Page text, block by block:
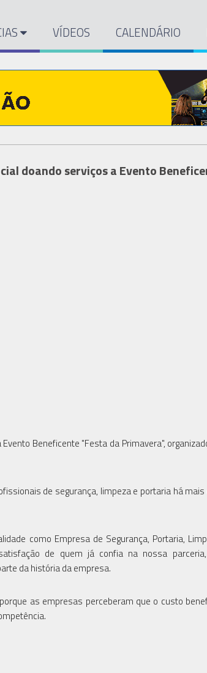
VÍDEOS CALENDÁRIO
doando serviços a Evento
Beneficente "Festa da Primavera",
de segurança, limpeza e portaria há
como Empresa de Segurança, Portaria,
de quem já confia na nossa
da história da empresa.
as empresas perceberam que o custo